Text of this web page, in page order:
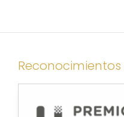
Reconocimientos